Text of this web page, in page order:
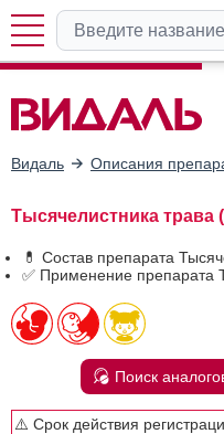
Видаль Описания
Тысячелистника
💊 Состав препарата
✅ Применение препарата
Поиск
⚠️ Срок действия